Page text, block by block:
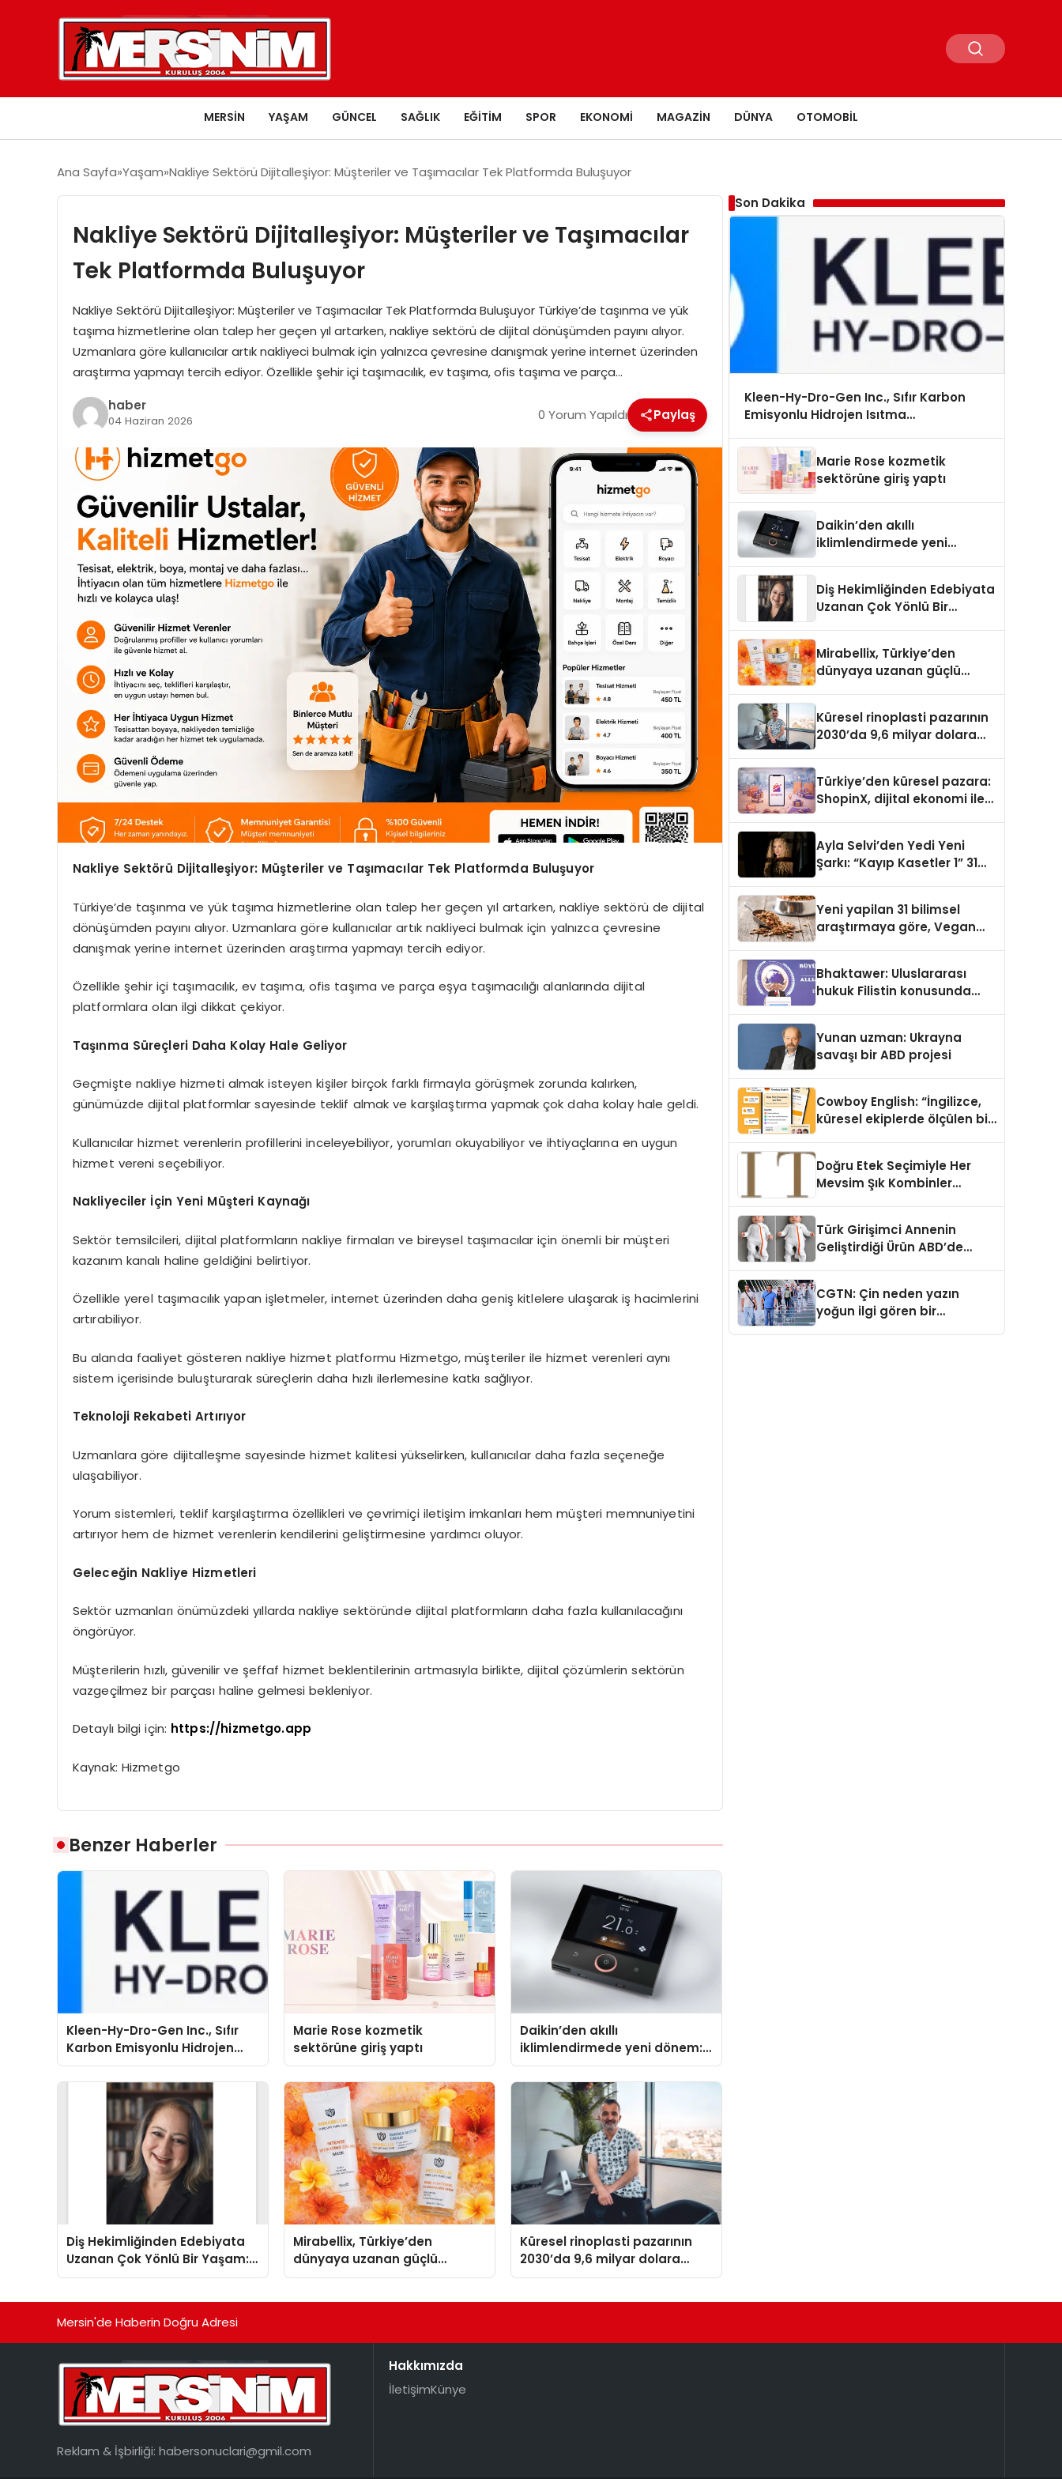
MERSIN YAŞAM GÜNCEL SAĞLIK EĞITIM SPOR EKONOMI MAGAZIN DÜNYA OTOMOBIL
Ana Sayfa Yaşam Nakliye Sektörü Dijitalleşiyor: Müşteriler ve Taşımacılar Tek Platformda Buluşuyor
Nakliye Sektörü Dijitalleşiyor: Müşteriler ve Taşımacılar
Tek Platformda Buluşuyor
Nakliye Sektörü Dijitalleşiyor: Müşteriler ve Taşımacılar Tek Platformda Buluşuyor Türkiye’de taşınma ve yük
taşıma hizmetlerine olan talep her geçen yıl artarken, nakliye sektörü de dijital dönüşümden payını alıyor.
Uzmanlara göre kullanıcılar artık nakliyeci bulmak için yalnızca çevresine danışmak yerine internet üzerinden
araştırma yapmayı tercih ediyor. Özellikle şehir içi taşımacılık, ev taşıma, ofis taşıma ve parça…
haber
04 Haziran 2026 0 Yorum Yapıldı Paylaş
Nakliye Sektörü Dijitalleşiyor: Müşteriler ve Taşımacılar Tek Platformda Buluşuyor
Türkiye’de taşınma ve yük taşıma hizmetlerine olan talep her geçen yıl artarken, nakliye sektörü de dijital
dönüşümden payını alıyor. Uzmanlara göre kullanıcılar artık nakliyeci bulmak için yalnızca çevresine
danışmak yerine internet üzerinden araştırma yapmayı tercih ediyor.
Özellikle şehir içi taşımacılık, ev taşıma, ofis taşıma ve parça eşya taşımacılığı alanlarında dijital
platformlara olan ilgi dikkat çekiyor.
Taşınma Süreçleri Daha Kolay Hale Geliyor
Geçmişte nakliye hizmeti almak isteyen kişiler birçok farklı firmayla görüşmek zorunda kalırken,
günümüzde dijital platformlar sayesinde teklif almak ve karşılaştırma yapmak çok daha kolay hale geldi.
Kullanıcılar hizmet verenlerin profillerini inceleyebiliyor, yorumları okuyabiliyor ve ihtiyaçlarına en uygun
hizmet vereni seçebiliyor.
Nakliyeciler İçin Yeni Müşteri Kaynağı
Sektör temsilcileri, dijital platformların nakliye firmaları ve bireysel taşımacılar için önemli bir müşteri
kazanım kanalı haline geldiğini belirtiyor.
Özellikle yerel taşımacılık yapan işletmeler, internet üzerinden daha geniş kitlelere ulaşarak iş hacimlerini
artırabiliyor.
Bu alanda faaliyet gösteren nakliye hizmet platformu Hizmetgo, müşteriler ile hizmet verenleri aynı
sistem içerisinde buluşturarak süreçlerin daha hızlı ilerlemesine katkı sağlıyor.
Teknoloji Rekabeti Artırıyor
Uzmanlara göre dijitalleşme sayesinde hizmet kalitesi yükselirken, kullanıcılar daha fazla seçeneğe
ulaşabiliyor.
Yorum sistemleri, teklif karşılaştırma özellikleri ve çevrimiçi iletişim imkanları hem müşteri memnuniyetini
artırıyor hem de hizmet verenlerin kendilerini geliştirmesine yardımcı oluyor.
Geleceğin Nakliye Hizmetleri
Sektör uzmanları önümüzdeki yıllarda nakliye sektöründe dijital platformların daha fazla kullanılacağını
öngörüyor.
Müşterilerin hızlı, güvenilir ve şeffaf hizmet beklentilerinin artmasıyla birlikte, dijital çözümlerin sektörün
vazgeçilmez bir parçası haline gelmesi bekleniyor.
Detaylı bilgi için: https://hizmetgo.app
Kaynak: Hizmetgo
Benzer Haberler
Kleen-Hy-Dro-Gen Inc., Sıfır
Karbon Emisyonlu Hidrojen
Isıtma Teknolojisinde ISO ve
TSSA Düzenleyici Onaylarını
Marie Rose kozmetik
sektörüne giriş yaptı
Daikin’den akıllı
iklimlendirmede yeni dönem:
Madoka Plus Türkiye’de
Diş Hekimliğinden Edebiyata
Uzanan Çok Yönlü Bir Yaşam:
Yeşim Şahin Yaman
Mirabellix, Türkiye’den
dünyaya uzanan güçlü
büyümesini sürdürüyor
Küresel rinoplasti pazarının
2030’da 9,6 milyar dolara
ulaşması bekleniyor
Son Dakika
Kleen-Hy-Dro-Gen Inc., Sıfır Karbon
Emisyonlu Hidrojen Isıtma
Onaylarını Aldı
Marie Rose kozmetik
sektörüne giriş yaptı
Daikin’den akıllı
iklimlendirmede yeni
Diş Hekimliğinden Edebiyata
Uzanan Çok Yönlü Bir
Mirabellix, Türkiye’den
dünyaya uzanan güçlü
Küresel rinoplasti pazarının
2030’da 9,6 milyar dolara
Türkiye’den küresel pazara:
ShopinX, dijital ekonomi ile
Ayla Selvi’den Yedi Yeni
Şarkı: “Kayıp Kasetler 1” 31
Yeni yapilan 31 bilimsel
araştırmaya göre, Vegan
Sindirildiğini Ortaya Koydu
Bhaktawer: Uluslararası
hukuk Filistin konusunda
Yunan uzman: Ukrayna
savaşı bir ABD projesi
Cowboy English: “İngilizce,
küresel ekiplerde ölçülen bir
Doğru Etek Seçimiyle Her
Mevsim Şık Kombinler
Türk Girişimci Annenin
Geliştirdiği Ürün ABD’de
Açısı Getiriyor.
CGTN: Çin neden yazın
yoğun ilgi gören bir
Mersin'de Haberin Doğru Adresi
Reklam & İşbirliği: habersonuclari@gmil.com
Hakkımızda
İletişimKünye